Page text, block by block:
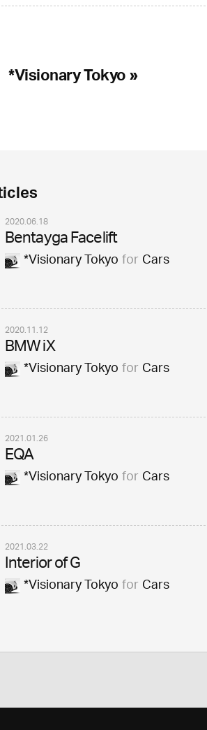
*Visionary Tokyo »
2020.06.18
Bentayga Facelift
*Visionary TokyoforCars
2020.11.12
BMW iX
*Visionary TokyoforCars
2021.01.26
EQA
*Visionary TokyoforCars
2021.03.22
Interior of G
*Visionary TokyoforCars